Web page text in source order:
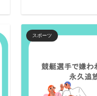
スポーツ